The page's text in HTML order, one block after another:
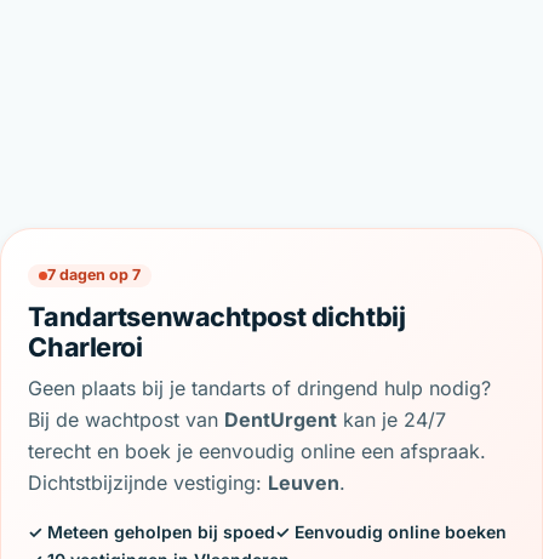
7 dagen op 7
Tandartsenwachtpost dichtbij
Charleroi
Geen plaats bij je tandarts of dringend hulp nodig?
Bij de wachtpost van DentUrgent kan je 24/7
terecht en boek je eenvoudig online een afspraak.
Dichtstbijzijnde vestiging: Leuven.
✓ Meteen geholpen bij spoed✓ Eenvoudig online boeken